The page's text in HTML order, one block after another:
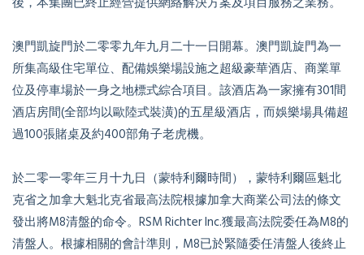
澳門凱旋門於二零零九年九月二十一日開幕。澳門凱旋門為一
所集高級住宅單位、配備娛樂場設施之超級豪華酒店、商業單
位及停車場於一身之地標式綜合項目。該酒店為一家擁有301間
酒店房間(全部均以歐陸式裝潢)的五星級酒店，而娛樂場具備超
過100張賭桌及約400部角子老虎機。
於二零一零年三月十九日（蒙特利爾時間），蒙特利爾區魁北
克省之加拿大魁北克省最高法院根據加拿大商業公司法的條文
發出將M8清盤的命令。RSM Richter Inc.獲最高法院委任為M8的
清盤人。根據相關的會計準則，M8已於緊隨委任清盤人後終止